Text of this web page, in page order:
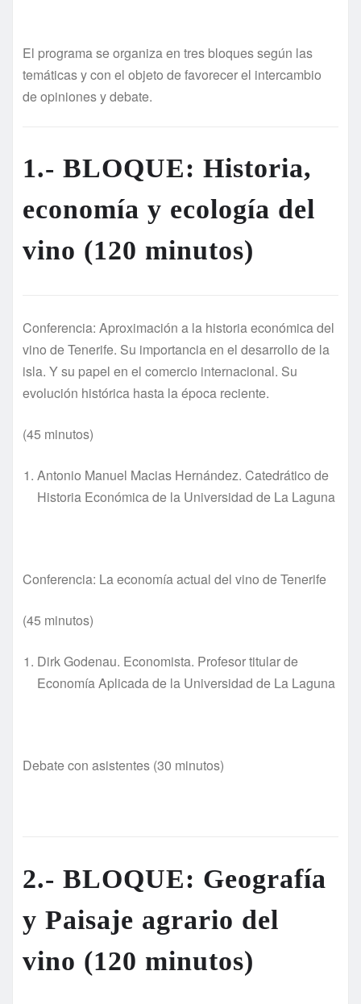
El programa se organiza en tres bloques según las
temáticas y con el objeto de favorecer el intercambio
de opiniones y debate.
1.- BLOQUE: Historia,
economía y ecología del
vino (120 minutos)
Conferencia: Aproximación a la historia económica del
vino de Tenerife. Su importancia en el desarrollo de la
isla. Y su papel en el comercio internacional. Su
evolución histórica hasta la época reciente.
(45 minutos)
Antonio Manuel Macias Hernández. Catedrático de
Historia Económica de la Universidad de La Laguna
Conferencia: La economía actual del vino de Tenerife
(45 minutos)
Dirk Godenau. Economista. Profesor titular de
Economía Aplicada de la Universidad de La Laguna
Debate con asistentes (30 minutos)
2.- BLOQUE: Geografía
y Paisaje agrario del
vino (120 minutos)